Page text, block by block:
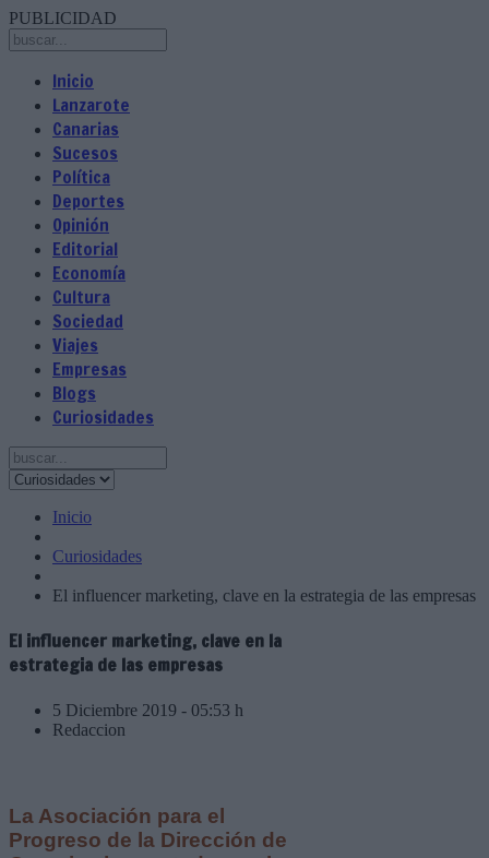
PUBLICIDAD
Inicio
Lanzarote
Canarias
Sucesos
Política
Deportes
Opinión
Editorial
Economía
Cultura
Sociedad
Viajes
Empresas
Blogs
Curiosidades
Inicio
Curiosidades
El influencer marketing, clave en la estrategia de las empresas
El influencer marketing, clave en la
estrategia de las empresas
5 Diciembre 2019 - 05:53 h
Redaccion
La Asociación para el
Progreso de la Dirección de